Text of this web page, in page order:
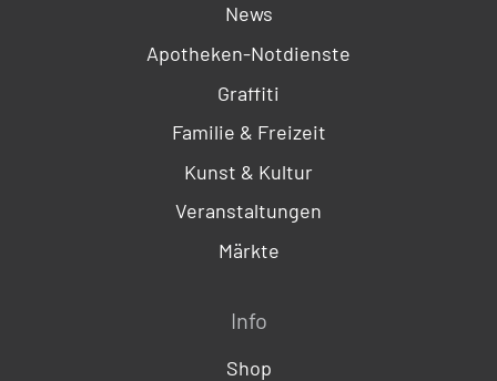
News
Apotheken-Notdienste
Graffiti
Familie & Freizeit
Kunst & Kultur
Veranstaltungen
Märkte
Info
Shop